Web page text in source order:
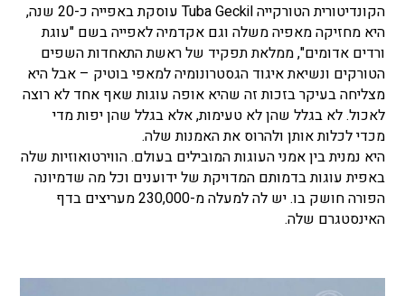
הקונדיטורית הטורקייה Tuba Geckil עוסקת באפייה כ-20 שנה,
היא מחזיקה מאפיה משלה וגם אקדמיה לאפייה בשם "עוגת
ורדים אדומים", ממלאת תפקיד של ראשת התאחדות השפים
הטורקים ונשיאת איגוד הגסטרונומיה למאפי בוטיק – אבל היא
מצליחה בעיקר בזכות זה שהיא אופה עוגות שאף אחד לא רוצה
לאכול. לא בגלל שהן לא טעימות, אלא בגלל שהן יפות מדי
מכדי לכלות אותן ולהרוס את האמנות שלה.
היא נמנית בין אמני העוגות המובילים בעולם. הווירטואוזיות שלה
באפית עוגות בדמותם המדויקת של ידוענים וכל מה שדמיונה
הפורה חושק בו. יש לה למעלה מ-230,000 מעריצים בדף
האינסטגרם שלה.